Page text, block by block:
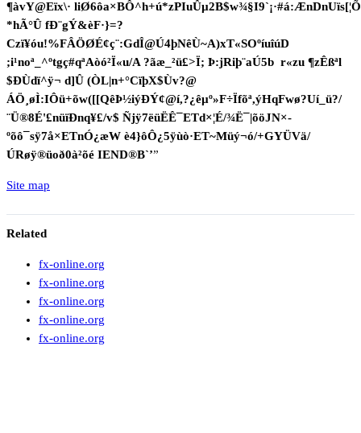
¶àvY@Eïx\· liØ6ôa×BÔ^h+ú*zPIuÛµ2B$w¾§I9`¡·#á:ÆnDnUïs[¦Õ-
*hÃ°Û fÐ¨gÝ&èF·}­=?
Czï¥óu!%FÂÖØÉ¢ç¨:GdÎ@Ú4þNêÙ~A)xT«SOºíuîúD
;i¹noª_^ºtgç#qªAòó²Ï«u/A ?ãæ_²ü£>Ï; Þ:jRiþ¨aÚ5b r«zu ¶zÊßªl
$ÐÙdï^ÿ¬ d]Û (ÒL|n+°CïþX$Ùv?@
ÁÖ¸øÌ­:IÔü+õw([[QêÞ½iýÐÝ¢@í,?¿êµº»F÷Ïfõª,ýHqFwø?Uí_ü?/
¨Ü®8É'£nüïÐnq¥£/v$ Ñjÿ7ëüËÊ¯ETd×¦É/¾Ë¯|õöJN×­
ºõô¯sÿ7å×ETnÓ¿æW è4}ôÔ¿5ÿùò·ET~Müý¬ó/+GYÜVä/
ÚRøÿ®üoð0à²õé IEND®B`
Site map
Related
fx-online.org
fx-online.org
fx-online.org
fx-online.org
fx-online.org